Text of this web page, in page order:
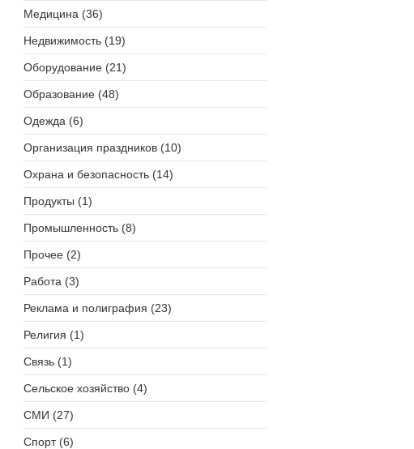
Медицина (36)
Недвижимость (19)
Оборудование (21)
Образование (48)
Одежда (6)
Организация праздников (10)
Охрана и безопасность (14)
Продукты (1)
Промышленность (8)
Прочее (2)
Работа (3)
Реклама и полиграфия (23)
Религия (1)
Связь (1)
Сельское хозяйство (4)
СМИ (27)
Спорт (6)